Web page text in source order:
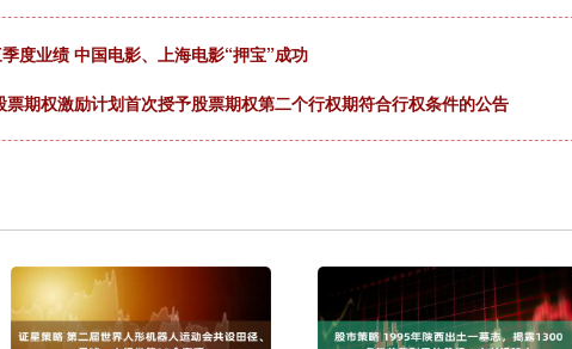
度业绩 中国电影、上海电影“押宝”成功
期权激励计划首次授予股票期权第二个行权期符合行权条件的公告